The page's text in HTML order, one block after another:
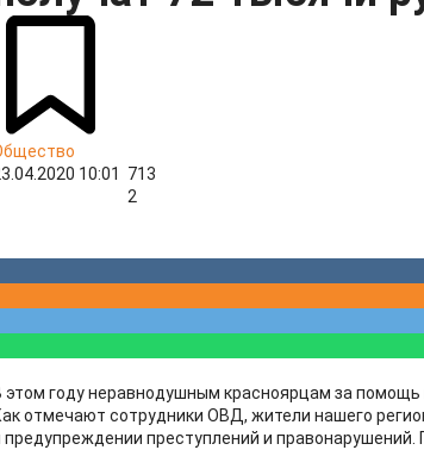
10:01
713
2
этом году неравнодушным красноярцам за помощь
отмечают сотрудники ОВД, жители нашего
предупреждении преступлений и